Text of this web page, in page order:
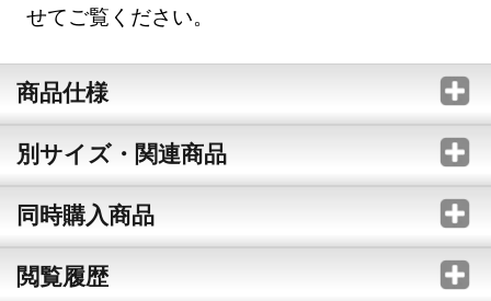
せてご覧ください。
商品仕様
別サイズ・関連商品
同時購入商品
閲覧履歴